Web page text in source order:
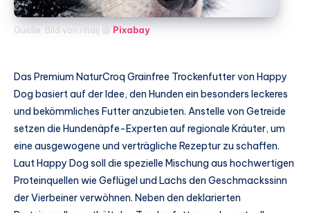
Quelle: Bild von rihaij @ Pixabay
Das Premium NaturCroq Grainfree Trockenfutter von Happy
Dog basiert auf der Idee, den Hunden ein besonders leckeres
und bekömmliches Futter anzubieten. Anstelle von Getreide
setzen die Hundenäpfe-Experten auf regionale Kräuter, um
eine ausgewogene und verträgliche Rezeptur zu schaffen.
Laut Happy Dog soll die spezielle Mischung aus hochwertigen
Proteinquellen wie Geflügel und Lachs den Geschmackssinn
der Vierbeiner verwöhnen. Neben den deklarierten